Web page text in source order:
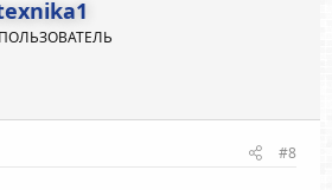
и
т
н н
#8